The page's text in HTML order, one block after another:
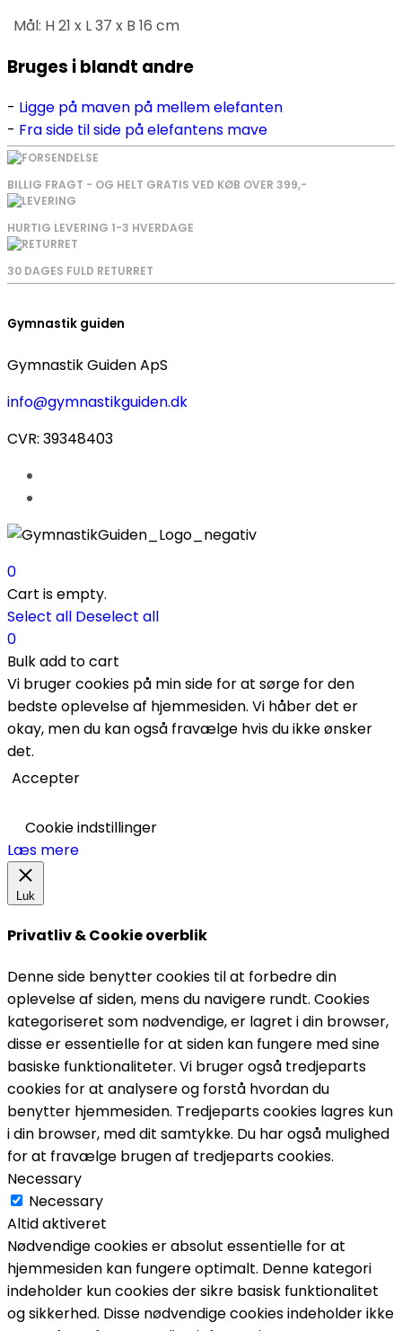
Mål: H 21 x L 37 x B 16 cm
Bruges i blandt andre
Ligge på maven på mellem elefanten
Fra side til side på elefantens mave
BILLIG FRAGT - OG HELT GRATIS VED KØB OVER 399,-
HURTIG LEVERING 1-3 HVERDAGE
30 DAGES FULD RETURRET
Gymnastik guiden
Gymnastik Guiden ApS
info@gymnastikguiden.dk
CVR: 39348403
0
Cart is empty.
Select all Deselect all
0
Bulk add to cart
Vi bruger cookies på min side for at sørge for den
bedste oplevelse af hjemmesiden. Vi håber det er
okay, men du kan også fravælge hvis du ikke ønsker
det.
Accepter
Cookie indstillinger
Læs mere
Luk
Privatliv & Cookie overblik
Denne side benytter cookies til at forbedre din
oplevelse af siden, mens du navigere rundt. Cookies
kategoriseret som nødvendige, er lagret i din browser,
disse er essentielle for at siden kan fungere med sine
basiske funktionaliteter. Vi bruger også tredjeparts
cookies for at analysere og forstå hvordan du
benytter hjemmesiden. Tredjeparts cookies lagres kun
i din browser, med dit samtykke. Du har også mulighed
for at fravælge brugen af tredjeparts cookies.
Necessary
Necessary
Altid aktiveret
Nødvendige cookies er absolut essentielle for at
hjemmesiden kan fungere optimalt. Denne kategori
indeholder kun cookies der sikre basisk funktionalitet
og sikkerhed. Disse nødvendige cookies indeholder ikke